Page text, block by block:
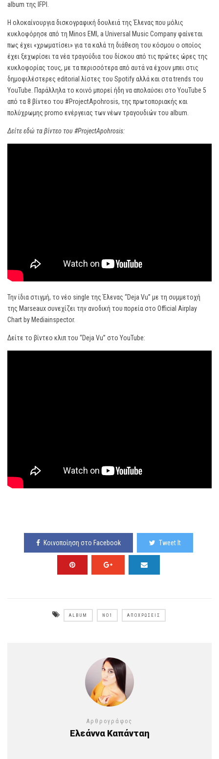
album της IFPI.
Η ολοκαίνουργια δισκογραφική δουλειά της Έλενας που μόλις
κυκλοφόρησε από τη Minos EMI, a Universal Music Company φαίνεται
πως έχει «χρωματίσει» για τα καλά τη διάθεση του κόσμου ο οποίος
έχει ξεχωρίσει τα νέα τραγούδια του δίσκου από τις πρώτες ώρες της
κυκλοφορίας τους, με τα περισσότερα από αυτά να έχουν μπει στις
δημοφιλέστερες editorial λίστες του Spotify αλλά και στα trends του
YouTube. Παράλληλα το κοινό μπορεί ήδη να απολαύσει στο YouTube 5
από τα 8 βίντεο του #ProjectApohrosis, της πρωτοποριακής και
πολύχρωμης promo ενέργειας των νέων τραγουδιών του album.
Δείτε εδώ τα βίντεο του #ProjectApohrosis:
Την ίδια στιγμή, το νέο single της Έλενας “Deja Vu” με τη συμμετοχή
της Marseaux συνεχίζει την ανοδική του πορεία στο Official Airplay
Chart by Mediainspector.
Δείτε το βίντεο κλιπ του “Deja Vu” στο YouTube:
Κοινοποίηση στο Facebook Tweet It
ALBUM NO1 ΑΠΟΧΡΏΣΕΙΣ
Αρθρογράφος
Ελεάννα Καπάνταη